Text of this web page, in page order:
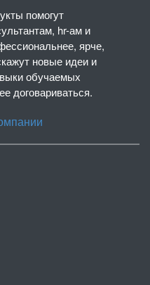
помогут
hr-ам и
ярче,
новые идеи и
обучаемых
договариваться.